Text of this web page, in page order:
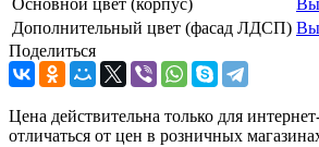
Основной цвет (корпус)
Дополнительный цвет (фасад ЛДСП)
Поделиться
Цена действительна только для
отличаться от цен в розничных